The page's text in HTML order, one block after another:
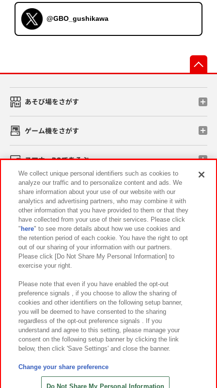
@GBO_gushikawa
あそび場をさがす
ゲーム機をさがす
スマホ・PCであそぶ
イベント・キャンペーン
関連会社 サステナビリティ サイトポリシー
プライバシーポリシー ウェブアクセシビリティ方針と検証結果
お取引先さまとともに
カスタマーハラスメント対応方針 よくあるご質問・お問い合わせ
©Bandai Namco Amusement Inc.
©Bandai Namco Amusement Lab Inc.
©HANAYASHIKI Co., Ltd. All Rights Reserved.
We collect unique personal identifiers such as cookies to
analyze our traffic and to personalize content and ads. We
share information about your use of our website with our
analytics and advertising partners, who may combine it with
other information that you have provided to them or that they
have collected from your use of their services. Please click
" here" to see more details about how we use cookies and
the retention period of each cookie. You have the right to opt
out of our sharing of your information with our partners.
Please click [Do Not Share My Personal Information] to
exercise your right.
Please note that even if you have enabled the opt-out
preference signals , if you choose to allow the sharing of
cookies and other identifiers on the following setup banner,
you will be deemed to have consented to the sharing
regardless of the opt-out preference signals . If you
understand and agree to this setting, please manage your
consent on the following setup banner by clicking the link
below, then click 'Save Settings' and close the banner.
Change your share preference
Do Not Share My Personal Information